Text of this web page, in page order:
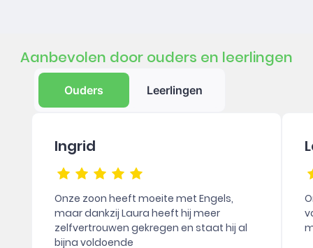
Aanbevolen door ouders en leerlingen
Ouders Leerlingen
Ingrid
Onze zoon heeft moeite met Engels,
maar dankzij Laura heeft hij meer
zelfvertrouwen gekregen en staat hij al
bijna voldoende